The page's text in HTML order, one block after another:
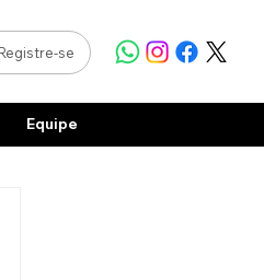
se
Equipe